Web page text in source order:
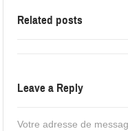
Related posts
Leave a Reply
Votre adresse de